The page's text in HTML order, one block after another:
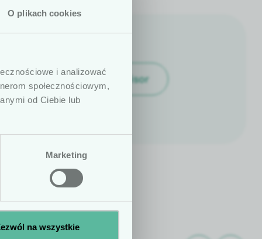
O plikach cookies
i analizować
społecznościowym,
od Ciebie lub
Marketing
na wszystkie
Find an advi­sor
W
prowadzą­cych
Pod­kreślamy,
zale­ceń
Yes